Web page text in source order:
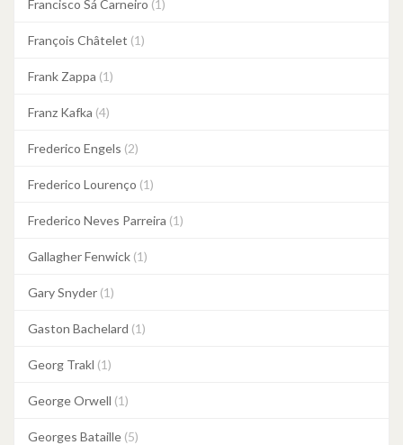
Francisco Sá Carneiro (1)
François Châtelet (1)
Frank Zappa (1)
Franz Kafka (4)
Frederico Engels (2)
Frederico Lourenço (1)
Frederico Neves Parreira (1)
Gallagher Fenwick (1)
Gary Snyder (1)
Gaston Bachelard (1)
Georg Trakl (1)
George Orwell (1)
Georges Bataille (5)